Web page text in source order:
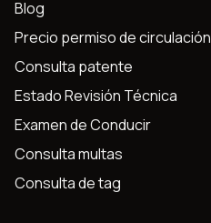
Blog
Precio permiso de circulación
Consulta patente
Estado Revisión Técnica
Examen de Conducir
Consulta multas
Consulta de tag